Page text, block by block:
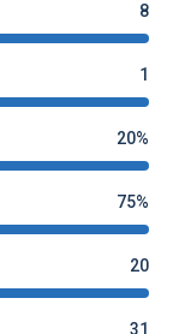
8
1
20%
75%
20
31